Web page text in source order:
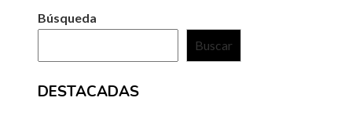
Búsqueda
Buscar
DESTACADAS